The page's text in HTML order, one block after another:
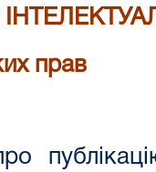
прав